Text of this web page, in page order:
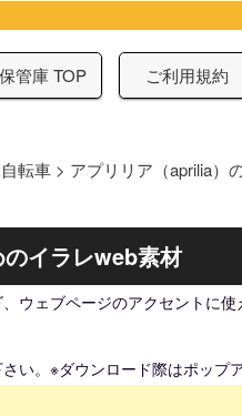
管庫 TOP ご利用規約
転車 > アプリリア（aprilia）
イラレweb素材
ウェブページのアクセントに
い。※ダウンロード際はポップ